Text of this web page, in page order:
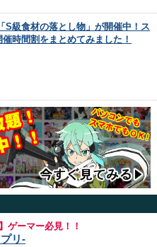
S級食材の落とし物」が開催中！ス
時間割をまとめてみました！
ゲーマー必見！！
リ-